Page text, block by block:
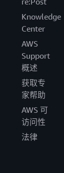
Knowledge
Center
AWS
Support
概述
获取专
家帮助
AWS 可
访问性
法律